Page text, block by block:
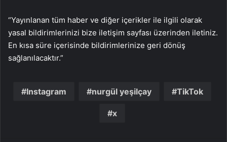
“Yayınlanan tüm haber ve diğer içerikler ile ilgili olarak
yasal bildirimlerinizi bize iletişim sayfası üzerinden iletiniz.
En kısa süre içerisinde bildirimlerinize geri dönüş
sağlanılacaktır.”
Instagram nurgül yeşilçay TikTok
x